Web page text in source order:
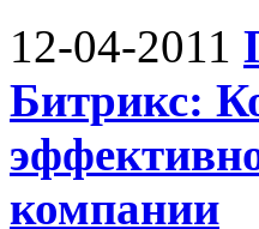
12-04-2011
Битрикс:
компании